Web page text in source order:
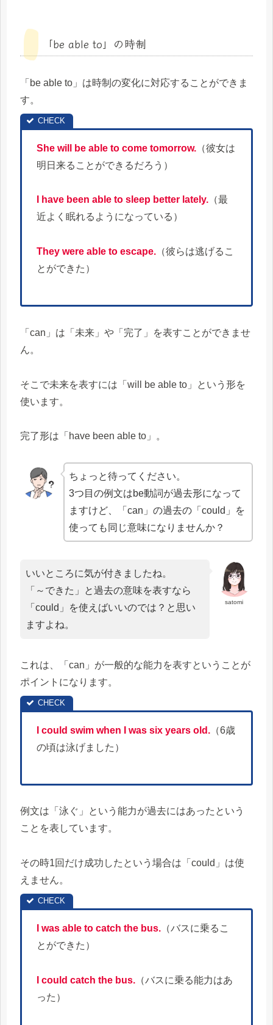
「be able to」の時制
「be able to」は時制の変化に対応することができま
す。
She will be able to come tomorrow. （彼女は
明日来ることができるだろう）
I have been able to sleep better lately. （最
近よく眠れるようになっている）
They were able to escape. （彼らは逃げるこ
とができた）
「can」は「未来」や「完了」を表すことができませ
ん。
そこで未来を表すには「will be able to」という形を
使います。
完了形は「have been able to」。
ちょっと待ってください。
3つ目の例文はbe動詞が過去形になって
ますけど、「can」の過去の「could」を
使っても同じ意味になりませんか？
satomi
いいところに気が付きましたね。
「～できた」と過去の意味を表すなら
「could」を使えばいいのでは？と思い
ますよね。
これは、「can」が一般的な能力を表すということが
ポイントになります。
I could swim when I was six years old. （6歳
の頃は泳げました）
例文は「泳ぐ」という能力が過去にはあったという
ことを表しています。
その時1回だけ成功したという場合は「could」は使
えません。
I was able to catch the bus. （バスに乗るこ
とができた）
I could catch the bus. （バスに乗る能力はあ
った）